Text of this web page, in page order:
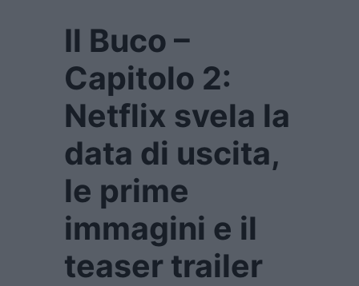
Il Buco –
Capitolo 2:
Netflix svela la
data di uscita,
le prime
immagini e il
teaser trailer